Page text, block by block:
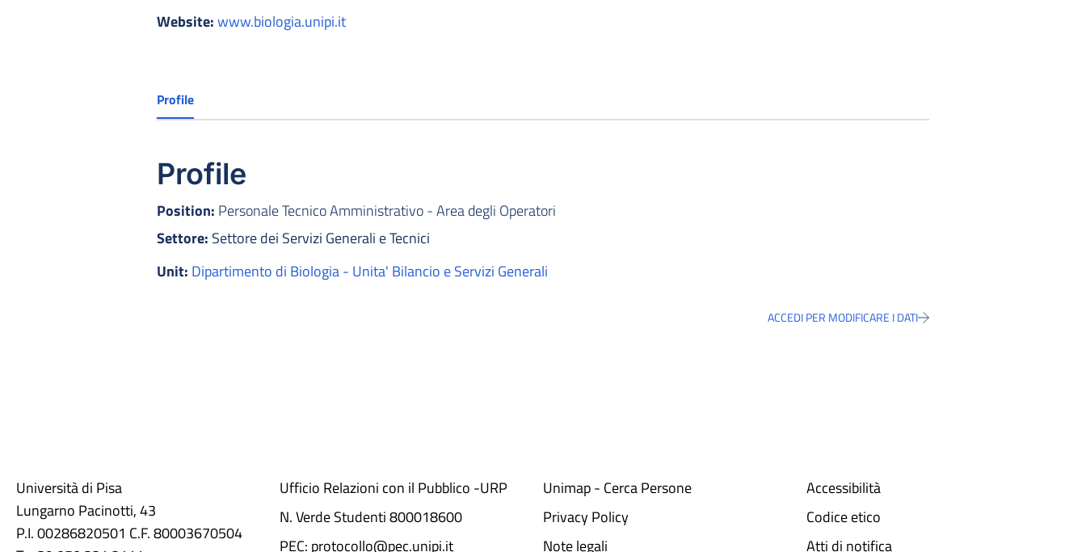
Website:www.biologia.unipi.it
Profile
Profile
Position: Personale Tecnico Amministrativo - Area degli Operatori
Settore: Settore dei Servizi Generali e Tecnici
Unit: Dipartimento di Biologia - Unita' Bilancio e Servizi Generali
ACCEDI PER MODIFICARE I DATI
Università di Pisa
Lungarno Pacinotti, 43
P.I. 00286820501 C.F. 80003670504
Ufficio Relazioni con il Pubblico -URP
N. Verde Studenti 800018600​
PEC: protocollo@pec.unipi.it
Unimap - Cerca Persone
Privacy Policy
Note legali
Accessibilità
Codice etico
Atti di notifica